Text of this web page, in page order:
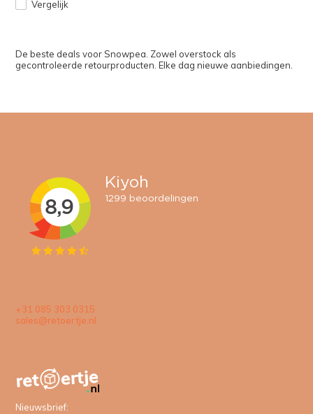
Vergelijk
De beste deals voor Snowpea. Zowel overstock als
gecontroleerde retourproducten. Elke dag nieuwe aanbiedingen.
+31 085 303 0315
sales@retoertje.nl
Nieuwsbrief: